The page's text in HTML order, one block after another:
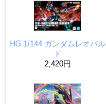
HG 1/144 ガンダムレオパル
ド
2,420円